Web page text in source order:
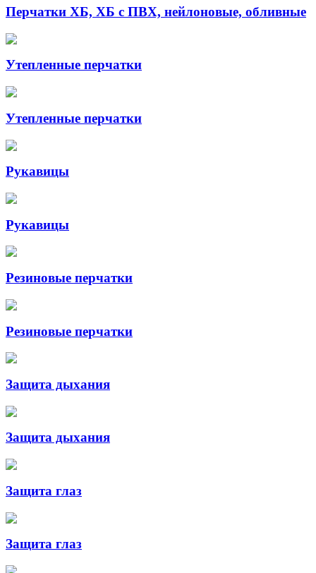
Перчатки ХБ, ХБ с ПВХ, нейлоновые, обливные
Утепленные перчатки
Утепленные перчатки
Рукавицы
Рукавицы
Резиновые перчатки
Резиновые перчатки
Защита дыхания
Защита дыхания
Защита глаз
Защита глаз